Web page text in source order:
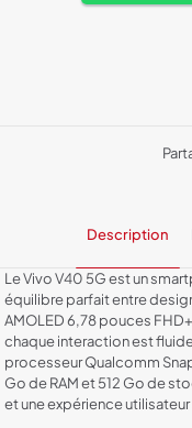
Description
Le Vivo V40 5G est un
équilibre parfait entre
AMOLED 6,78 pouces
chaque interaction est
processeur Qualcomm
Go de RAM et 512 Go de
et une expérience